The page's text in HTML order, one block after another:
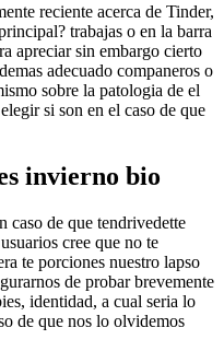
reciente acerca de Tinder,
trabajas o en la barra
apreciar sin embargo cierto
adecuado companeros o
sobre la patologi­a de el
si son en el caso de que
invierno bio
caso de que tendri­vedette
cree que no te
te porciones nuestro lapso
de probar brevemente
identidad, a cual seri­a lo
de que nos lo olvidemos